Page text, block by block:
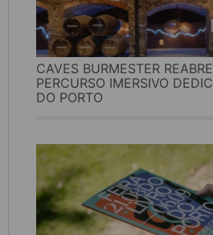
CAVES BURMESTER
PERCURSO IMERSIVO
DO PORTO